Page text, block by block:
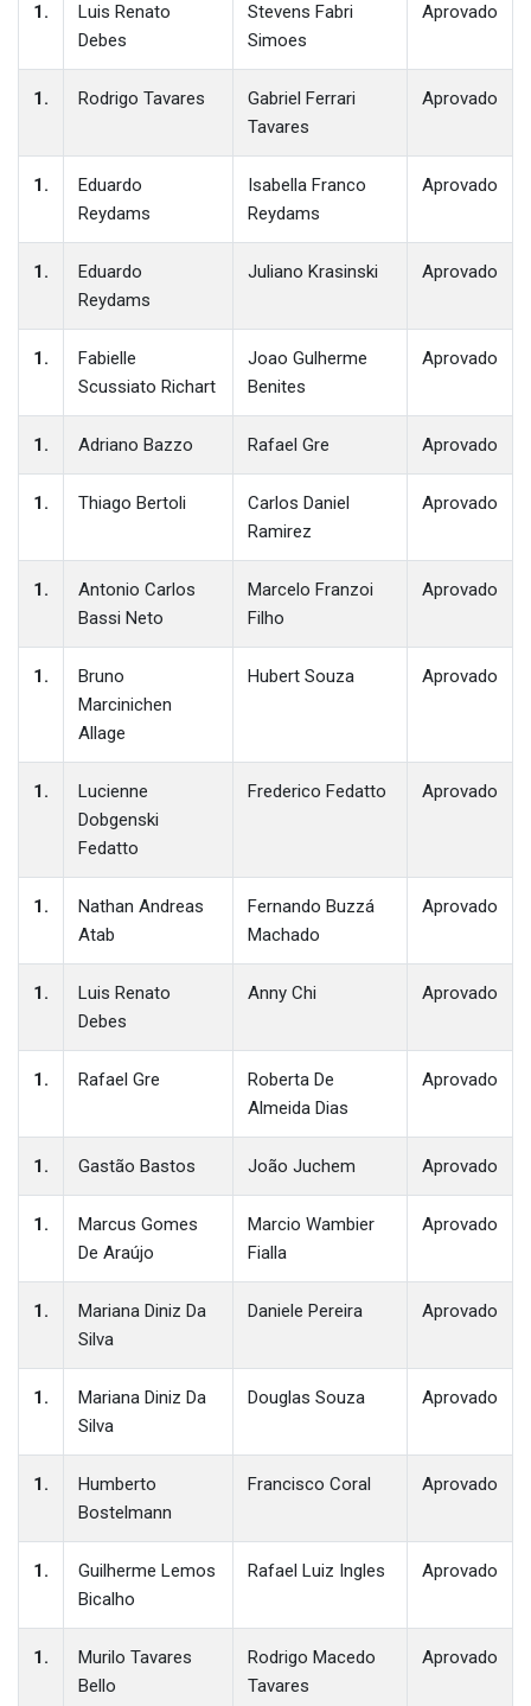
1.
Luis Renato
Debes
Stevens Fabri
Simoes
Aprovado
1. Rodrigo Tavares
Gabriel Ferrari
Tavares
Aprovado
1.
Eduardo
Reydams
Isabella Franco
Reydams
Aprovado
1.
Eduardo
Reydams
Juliano Krasinski Aprovado
1.
Fabielle
Scussiato Richart
Joao Gulherme
Benites
Aprovado
1. Adriano Bazzo Rafael Gre Aprovado
1. Thiago Bertoli
Carlos Daniel
Ramirez
Aprovado
1.
Antonio Carlos
Bassi Neto
Marcelo Franzoi
Filho
Aprovado
1.
Bruno
Marcinichen
Allage
Hubert Souza Aprovado
1.
Lucienne
Dobgenski
Fedatto
Frederico Fedatto Aprovado
1.
Nathan Andreas
Atab
Fernando Buzzá
Machado
Aprovado
1.
Luis Renato
Debes
Anny Chi Aprovado
1. Rafael Gre
Roberta De
Almeida Dias
Aprovado
1. Gastão Bastos João Juchem Aprovado
1.
Marcus Gomes
De Araújo
Marcio Wambier
Fialla
Aprovado
1.
Mariana Diniz Da
Silva
Daniele Pereira Aprovado
1.
Mariana Diniz Da
Silva
Douglas Souza Aprovado
1.
Humberto
Bostelmann
Francisco Coral Aprovado
1.
Guilherme Lemos
Bicalho
Rafael Luiz Ingles Aprovado
1.
Murilo Tavares
Bello
Rodrigo Macedo
Tavares
Aprovado